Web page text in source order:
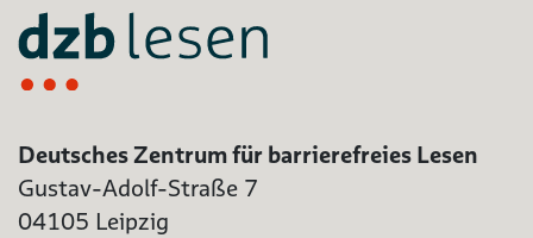
Deutsches Zentrum für barrierefreies Lesen
Gustav-Adolf-Straße 7
04105 Leipzig